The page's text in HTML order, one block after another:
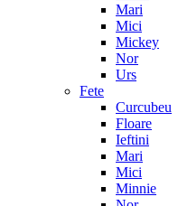
Mari
Mici
Mickey
Nor
Urs
Fete
Curcubeu
Floare
Ieftini
Mari
Mici
Minnie